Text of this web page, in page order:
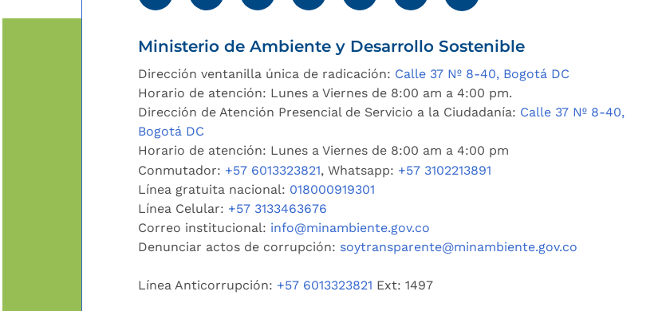
Ministerio de Ambiente y Desarrollo Sostenible
Dirección ventanilla única de radicación: Calle 37 Nº 8-40, Bogotá DC
Horario de atención: Lunes a Viernes de 8:00 am a 4:00 pm.
Dirección de Atención Presencial de Servicio a la Ciudadanía: Calle 37 Nº 8-40,
Bogotá DC
Horario de atención: Lunes a Viernes de 8:00 am a 4:00 pm
Conmutador: +57 6013323821, Whatsapp: +57 3102213891
Línea gratuita nacional: 018000919301
Línea Celular: +57 3133463676
Correo institucional: info@minambiente.gov.co
Denunciar actos de corrupción: soytransparente@minambiente.gov.co
Línea Anticorrupción: +57 6013323821 Ext: 1497